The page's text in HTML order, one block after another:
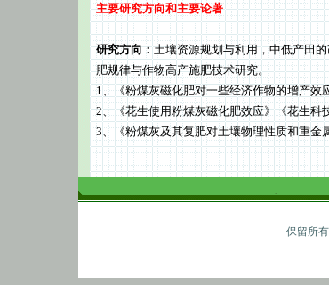
主要研究方向和主要论著
研究方向：土壤资源规划与利用，中低产田
肥规律与作物高产施肥技术研究。
1、《粉煤灰磁化肥对一些经济作物的增产效
2、《花生使用粉煤灰磁化肥效应》《花生科
3、《粉煤灰及其复肥对土壤物理性质和重金
保留所